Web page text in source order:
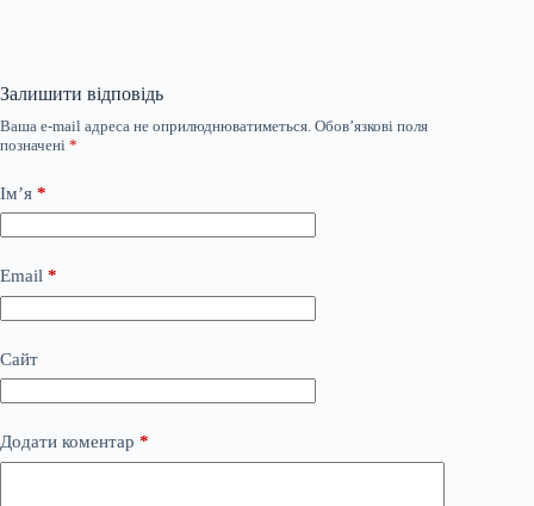
Залишити відповідь
Ваша e-mail адреса не оприлюднюватиметься. Обов’язкові поля
позначені *
Ім’я *
Email *
Сайт
Додати коментар *